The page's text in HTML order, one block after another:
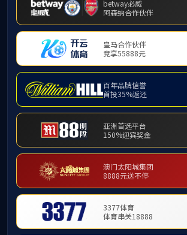
ylzz永利总站
学习园地